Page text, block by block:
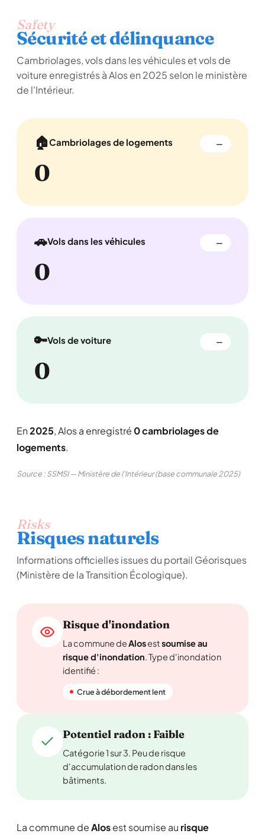
Safety
Sécurité et délinquance
Cambriolages, vols dans les véhicules et vols de
voiture enregistrés à Alos en 2025 selon le ministère
de l'Intérieur.
🏠Cambriolages de logements —
0
🚗Vols dans les véhicules —
0
🔑Vols de voiture —
0
En2025, Alos a enregistré 0 cambriolages de
logements.
Source : SSMSI — Ministère de l'Intérieur (base communale 2025)
Risks
Risques naturels
Informations officielles issues du portail Géorisques
(Ministère de la Transition Écologique).
Risque d'inondation
La commune deAlosestsoumise au
risque d'inondation. Type d'inondation
identifié :
Crue à débordement lent
Potentiel radon : Faible
Catégorie 1 sur 3. Peu de risque
d'accumulation de radon dans les
bâtiments.
La commune deAlosest soumise au risque